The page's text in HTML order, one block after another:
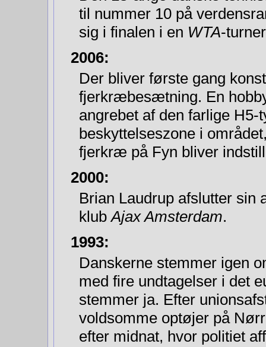
til nummer 10 på
sig i finalen i en WTA-
2006:
Der bliver første gang
fjerkræbesætning. En
angrebet af den farlige
beskyttelseszone i
fjerkræ på Fyn bliver
2000:
Brian Laudrup afslutter sin
klubAjax Amsterdam.
1993:
Danskerne stemmer igen
med fire undtagelser i det
stemmer ja. Efter
voldsomme optøjer på
efter midnat, hvor politiet